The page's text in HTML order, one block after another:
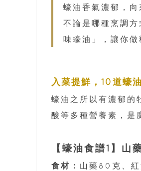
蠔油香氣濃郁，
不論是哪種烹調
味蠔油」，讓你做
入菜提鮮，10道蠔
蠔油之所以有濃郁的
酸等多種營養素，是
【蠔油食譜1】山
食材： 山藥80克、